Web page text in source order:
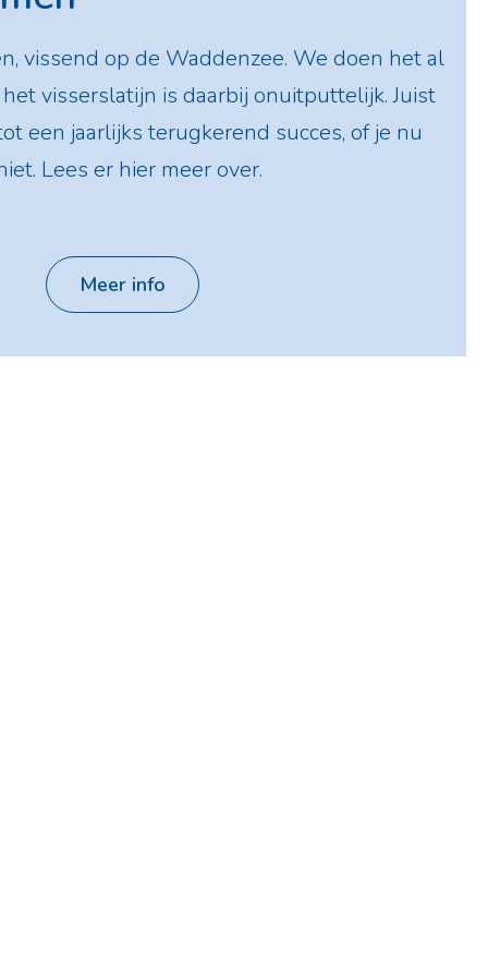
vissend op de Waddenzee. We doen het al
visserslatijn is daarbij onuitputtelijk. Juist
een jaarlijks terugkerend succes, of je nu
Lees er hier meer over.
Meer info